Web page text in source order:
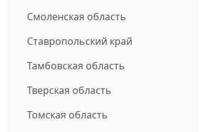
Смоленская область
Ставропольский край
Тамбовская область
Тверская область
Томская область